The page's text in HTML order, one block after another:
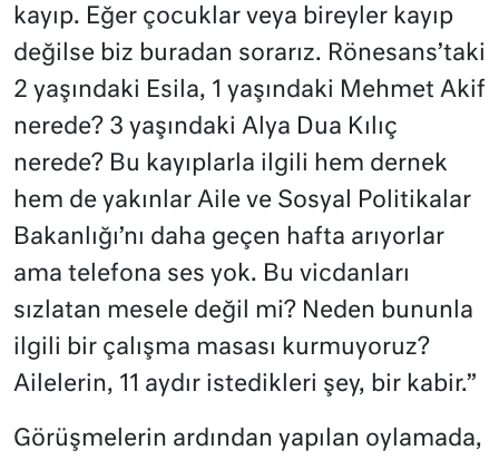
kayıp. Eğer çocuklar veya bireyler kayıp
değilse biz buradan sorarız. Rönesans’taki
2 yaşındaki Esila, 1 yaşındaki Mehmet Akif
nerede? 3 yaşındaki Alya Dua Kılıç
nerede? Bu kayıplarla ilgili hem dernek
hem de yakınlar Aile ve Sosyal Politikalar
Bakanlığı’nı daha geçen hafta arıyorlar
ama telefona ses yok. Bu vicdanları
sızlatan mesele değil mi? Neden bununla
ilgili bir çalışma masası kurmuyoruz?
Ailelerin, 11 aydır istedikleri şey, bir kabir.”
Görüşmelerin ardından yapılan oylamada,